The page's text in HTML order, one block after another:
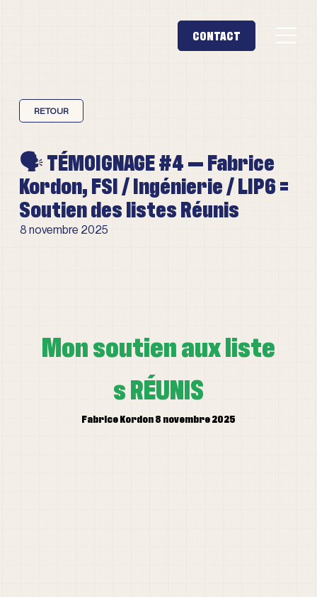
Mon soutien aux liste
s RÉUNIS
Fabrice Kordon 8 novembre 2025
RETOUR
🗣️ TÉMOIGNAGE #4 — Fabrice
Kordon, FSI / Ingénierie / LIP6 =
Soutien des listes Réunis
8 novembre 2025